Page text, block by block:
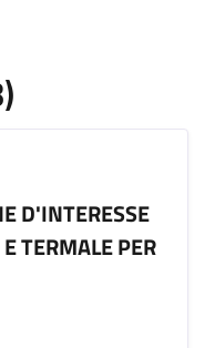
D'INTERESSE
TERMALE PER